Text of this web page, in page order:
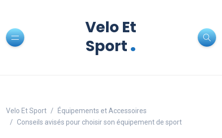
Velo Et
Sport.
Velo Et Sport
Équipements et Accessoires
Conseils avisés pour choisir son équipement de sport